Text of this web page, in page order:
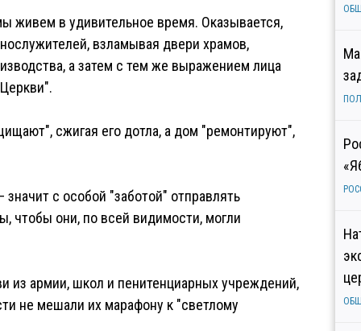
живем в удивительное время. Оказывается,
взламывая двери храмов,
а затем с тем же выражением лица
сжигая его дотла, а дом "ремонтируют",
с особой "заботой" отправлять
чтобы они, по всей видимости, могли
из армии, школ и пенитенциарных учреждений,
не мешали их марафону к "светлому